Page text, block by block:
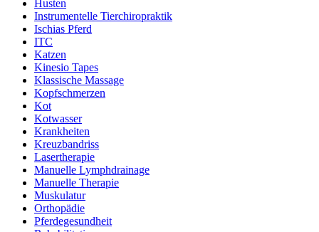
Husten
Instrumentelle Tierchiropraktik
Ischias Pferd
ITC
Katzen
Kinesio Tapes
Klassische Massage
Kopfschmerzen
Kot
Kotwasser
Krankheiten
Kreuzbandriss
Lasertherapie
Manuelle Lymphdrainage
Manuelle Therapie
Muskulatur
Orthopädie
Pferdegesundheit